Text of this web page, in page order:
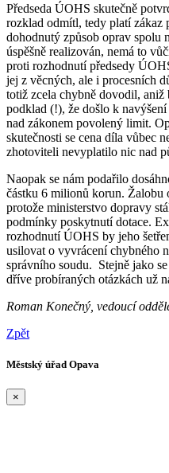
Předseda ÚOHS skutečně
rozklad odmítl, tedy platí zákaz
dohodnutý způsob oprav spolu
úspěšně realizován, nemá to
proti rozhodnutí předsedy
jej z věcných, ale i procesních
totiž zcela chybně dovodil,
podklad (!), že došlo k
nad zákonem povolený limit.
skutečnosti se cena díla vůbec
zhotoviteli nevyplatilo nic nad
Naopak se nám podařilo
částku 6 milionů korun. Žalobu
protože ministerstvo dopravy
podmínky poskytnutí dotace.
rozhodnutí ÚOHS by jeho
usilovat o vyvrácení chybného
správního soudu. Stejně jako
dříve probíraných otázkách už
Roman Konečný, vedoucí
Zpět
Městský úřad Opava
×